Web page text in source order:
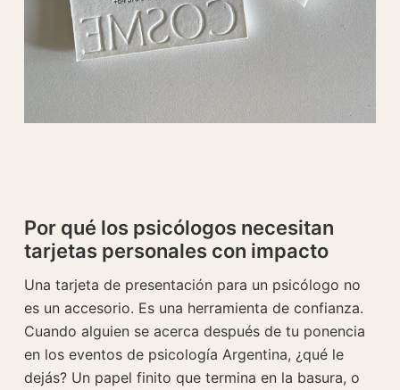
Por qué los psicólogos necesitan
tarjetas personales con impacto
Una tarjeta de presentación para un psicólogo no
es un accesorio. Es una herramienta de confianza.
Cuando alguien se acerca después de tu ponencia
en los eventos de psicología Argentina, ¿qué le
dejás? Un papel finito que termina en la basura, o